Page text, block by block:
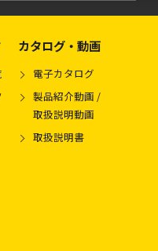
カタログ・動画
電子カタログ
製品紹介動画 /
取扱説明動画
取扱説明書